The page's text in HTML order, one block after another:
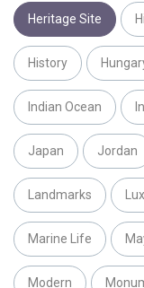
Heritage Site
History
Indian Ocean
Japan Jordan
Landmarks
Marine Life
Modern